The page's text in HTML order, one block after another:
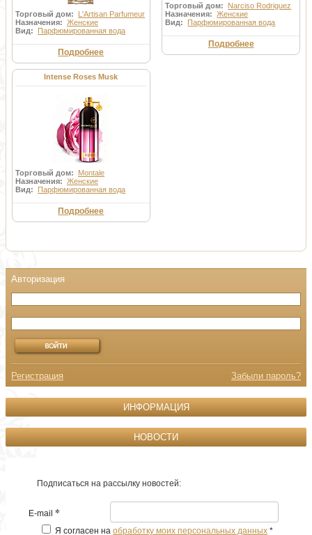
Торговый дом: L'Artisan Parfumeur
Назначения: Женские
Вид: Парфюмированная вода
Подробнее
Торговый дом: Narciso Rodriguez
Назначения:Женские
Вид: Парфюмированная вода
Подробнее
Intense Roses Musk
Торговый дом: Montale
Назначения: Женские
Вид: Парфюмированная вода
Подробнее
Регистрация Забыли пароль?
ИНФОРМАЦИЯ
НОВОСТИ
Подписаться на рассылку новостей:
E-mail *
Я согласен на обработку моих персональных данных *